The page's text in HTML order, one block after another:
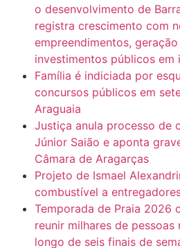
o desenvolvimento de
registra crescimento com
empreendimentos,
investimentos públicos em
Família é indiciada por
concursos públicos em
Araguaia
Justiça anula processo de
Júnior Saião e aponta
Câmara de Aragarças
Projeto de Ismael
combustível a
Temporada de Praia 2026
reunir milhares de pessoas
longo de seis finais de